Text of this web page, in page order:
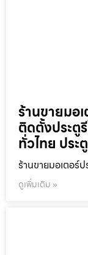
ร้านขายมอ
ติดตั้งประตู
ทั่วไทย ประ
ร้านขายมอเตอร์
ดูเพิ่มเติม »